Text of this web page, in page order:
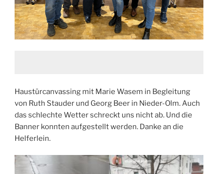
Haustürcanvassing mit Marie Wasem in Begleitung
von Ruth Stauder und Georg Beer in Nieder-Olm. Auch
das schlechte Wetter schreckt uns nicht ab. Und die
Banner konnten aufgestellt werden. Danke an die
Helferlein.